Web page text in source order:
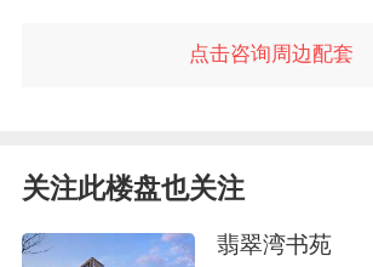
点击咨询周边配套
关注此楼盘也关注
翡翠湾书苑